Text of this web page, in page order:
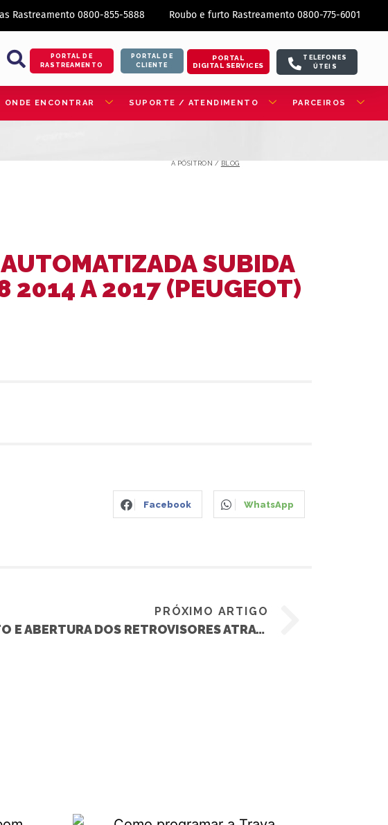
Rastreamento 0800-855-5888 Roubo e furto Rastreamento 0800-775-6001
PORTAL DE
RASTREAMENTO
PORTAL DE
CLIENTE
PORTAL
DIGITAL SERVICES
TELEFONES
ÚTEIS
ONDE ENCONTRAR SUPORTE / ATENDIMENTO PARCEIROS
A PÓSITRON /BLOG
SUBIDA
2014 A 2017 (PEUGEOT)
Facebook WhatsApp
PRÓXIMO ARTIGO
FECHAMENTO E ABERTURA DOS RETROVISORES ATRAVÉS DO PRONNECT – HILUX (TOYOTA)